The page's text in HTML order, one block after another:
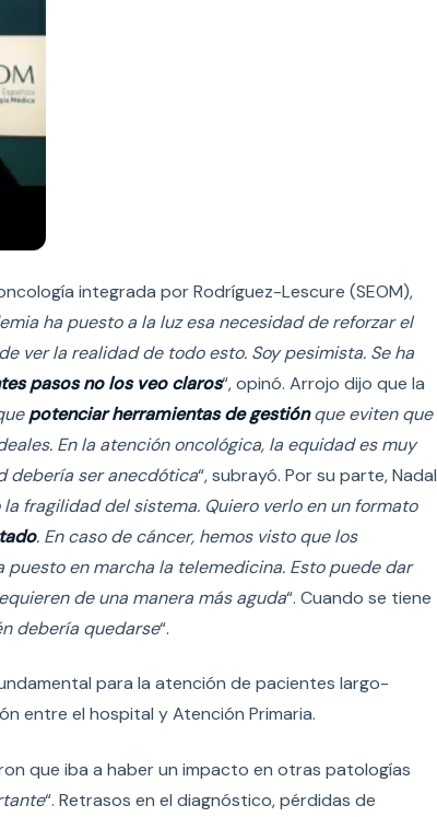
integrada por Rodríguez-Lescure (SEOM),
ha puesto a la luz esa necesidad de reforzar el
ver la realidad de todo esto. Soy pesimista. Se ha
pasos no los veo claros“, opinó. Arrojo dijo que la
potenciar herramientas de gestiónque eviten que
En la atención oncológica, la equidad es muy
debería ser anecdótica“, subrayó. Por su parte, Nadal
fragilidad del sistema. Quiero verlo en un formato
. En caso de cáncer, hemos visto que los
en marcha la telemedicina. Esto puede dar
de una manera más aguda“. Cuando se tiene
debería quedarse“.
para la atención de pacientes largo-
entre el hospital y Atención Primaria.
que iba a haber un impacto en otras patologías
“. Retrasos en el diagnóstico, pérdidas de